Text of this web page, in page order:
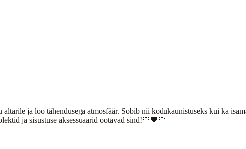
ja loo tähendusega atmosfäär. Sobib nii kodukaunistuseks kui ka
ja sisustuse aksessuaarid ootavad sind!💙🖤🤍